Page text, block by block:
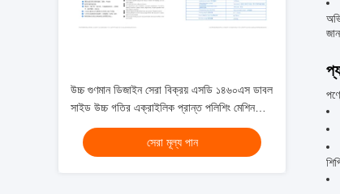
উচ্চ গুণমান ডিজাইন সেরা বিক্রয় এসডি ১৪৬০এস ডাবল
সাইড উচ্চ গতির এক্রাইলিক প্রান্ত পলিশিং মেশিন
সরবরাহকারী
সেরা মূল্য পান